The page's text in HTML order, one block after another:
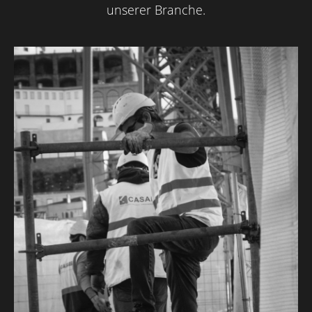
Weise sicher transportieren.
Möchten Sie einen Hochlader-Kofferanhänger kaufen? Er
eignet sich hervorragend für alle Arbeiten, bei denen
Materialien und Waren nicht nass oder feucht werden
sollen. Er ist ein sehr beliebter Wagen für Profis, weil er so
vielseitig ist. Mit einer mobilen Werkstatt haben Sie Ihr
Werkzeug immer griffbereit, transportieren Sie Lebensmittel
sicher oder lagern Sie zum Beispiel Produkte, ohne dass
diese durch äußere Einflüsse beschädigt werden. Bei Henra
sorgen wir gemeinsam mit unseren Händlern für beste
Qualität, damit jeder Nutzer davon profitieren kann.
Entscheiden Sie sich für Sicherheit
Der Kauf eines Hochlader-Kofferanhänger ist nicht nur aus
unserer Branche.